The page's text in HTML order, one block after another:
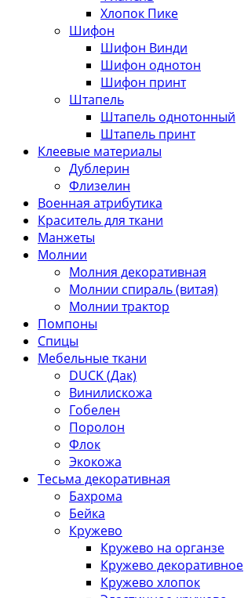
Хлопок Пике
Шифон
Шифон Винди
Шифон однотон
Шифон принт
Штапель
Штапель однотонный
Штапель принт
Клеевые материалы
Дублерин
Флизелин
Военная атрибутика
Краситель для ткани
Манжеты
Молнии
Молния декоративная
Молнии спираль (витая)
Молнии трактор
Помпоны
Спицы
Мебельные ткани
DUCK (Дак)
Винилискожа
Гобелен
Поролон
Флок
Экокожа
Тесьма декоративная
Бахрома
Бейка
Кружево
Кружево на органзе
Кружево декоративное
Кружево хлопок